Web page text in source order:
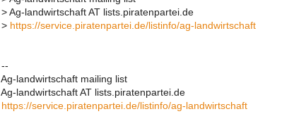
> Ag-landwirtschaft AT lists.piratenpartei.de
> https://service.piratenpartei.de/listinfo/ag-landwirtschaft
--
Ag-landwirtschaft mailing list
Ag-landwirtschaft AT lists.piratenpartei.de
https://service.piratenpartei.de/listinfo/ag-landwirtschaft